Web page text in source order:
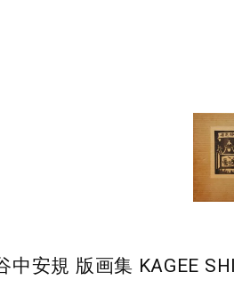
中安規 版画集 KAGEE